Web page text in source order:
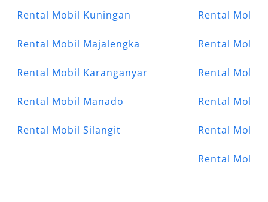
Rental Mobil Kuningan
Rental Mobil Majalengka
Rental Mobil Karanganyar
Rental Mobil Manado
Rental Mobil Silangit
Rental Mobil
Rental Mobil
Rental Mobil
Rental Mobil
Rental Mobil
Rental Mobil